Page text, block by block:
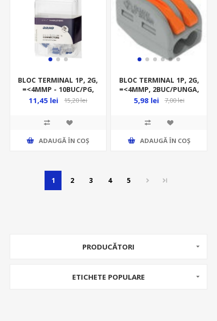
BLOC TERMINAL 1P, 2G,
=<4MMP - 10BUC/PG,
32A, COMPRESIE, ORNO
11,45 lei 15,20 lei
ADAUGĂ ȊN COŞ
BLOC TERMINAL 1P, 2G,
=<4MMP, 2BUC/PUNGA,
24A, COMPRESIE, WAGO
5,98 lei 7,00 lei
ADAUGĂ ȊN COŞ
1 2 3 4 5
PRODUCĂTORI
ETICHETE POPULARE